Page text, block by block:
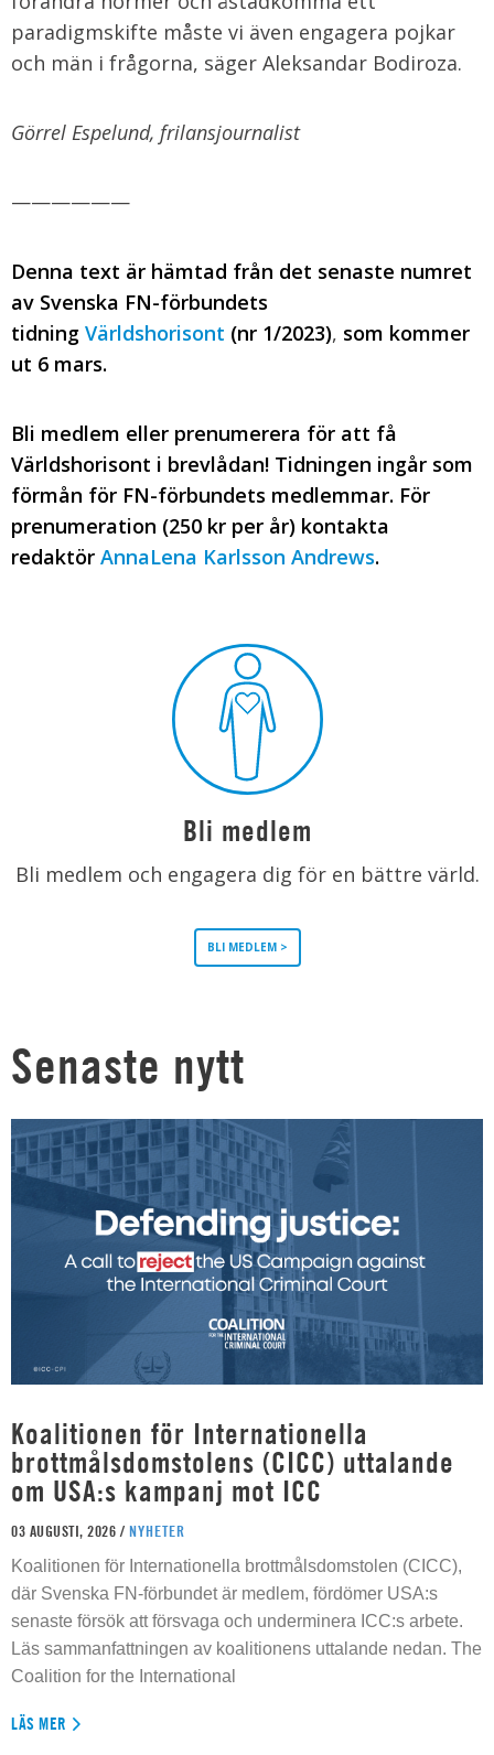
paradigmskifte måste vi även engagera pojkar
och män i frågorna, säger Aleksandar Bodiroza.
Görrel Espelund, frilansjournalist
——————
Denna text är hämtad från det senaste numret
av Svenska FN-förbundets
tidning Världshorisont (nr 1/2023), som kommer
ut 6 mars.
Bli medlem eller prenumerera för att få
Världshorisont i brevlådan! Tidningen ingår som
förmån för FN-förbundets medlemmar. För
prenumeration (250 kr per år) kontakta
redaktör AnnaLena Karlsson Andrews.
Bli medlem
Bli medlem och engagera dig för en bättre värld.
BLI MEDLEM >
Senaste nytt
Koalitionen för Internationella
brottmålsdomstolens (CICC) uttalande
om USA:s kampanj mot ICC
03 AUGUSTI, 2026 / NYHETER
Koalitionen för Internationella brottmålsdomstolen (CICC),
där Svenska FN-förbundet är medlem, fördömer USA:s
senaste försök att försvaga och underminera ICC:s arbete.
Läs sammanfattningen av koalitionens uttalande nedan. The
Coalition for the International
LÄS MER